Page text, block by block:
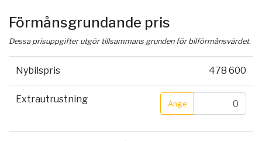
Förmånsgrundande pris
Dessa prisuppgifter utgör tillsammans grunden för bilförmånsvärdet.
Nybilspris 478 600
Extrautrustning Ange